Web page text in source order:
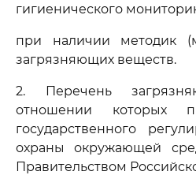
гигиенического
при наличии методик
загрязняющих веществ.
2. Перечень
отношении которых
государственного
охраны окружающей
Правительством